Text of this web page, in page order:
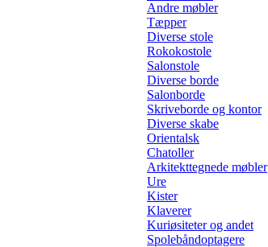
Andre møbler
Tæpper
Diverse stole
Rokokostole
Salonstole
Diverse borde
Salonborde
Skriveborde og kontor
Diverse skabe
Orientalsk
Chatoller
Arkitekttegnede møbler
Ure
Kister
Klaverer
Kuriøsiteter og andet
Spolebåndoptagere